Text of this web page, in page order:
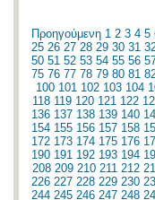
Προηγούμενη 1 2 3 4 5
25 26 27 28 29 30 31
50 51 52 53 54 55 56
75 76 77 78 79 80 81
100 101 102 103 104
118 119 120 121 122
136 137 138 139 140
154 155 156 157 158
172 173 174 175 176
190 191 192 193 194
208 209 210 211 212
226 227 228 229 230
244 245 246 247 248